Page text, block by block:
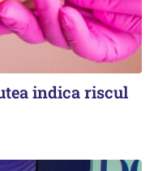
indica riscul